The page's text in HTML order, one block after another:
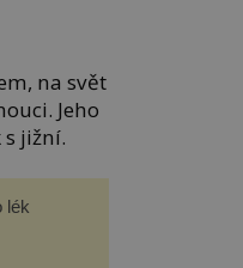
na svět
Jeho
jižní.
lék